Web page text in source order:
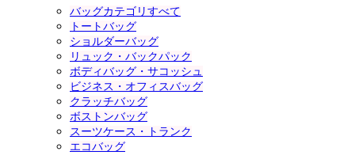
バッグカテゴリすべて
トートバッグ
ショルダーバッグ
リュック・バックパック
ボディバッグ・サコッシュ
ビジネス・オフィスバッグ
クラッチバッグ
ボストンバッグ
スーツケース・トランク
エコバッグ